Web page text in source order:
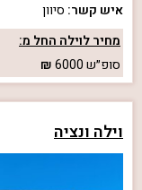
איש קשר: סיוון
מחיר לוילה החל מ:
סופ״ש6000
וילה ונציה